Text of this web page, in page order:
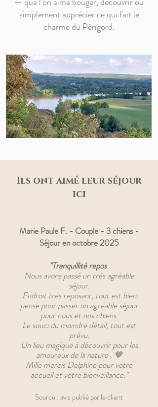
simplement apprécier ce qui fait le
charme du Périgord.
Ils ont aimé leur séjour
ici
Marie Paule F. - Couple - 3 chiens -
Séjour en octobre 2025
"Tranquillité repos
Nous avons passé un très agréable
séjour.
Endroit très reposant, tout est bien
pensé pour passer un agréable séjour
pour nous et nos chiens.
Le souci du moindre détail, tout est
prévu.
Un lieu magique à découvrir pour les
amoureux de la nature . 🤎
Mille mercis Delphine pour votre
accueil et votre bienveillance."
Source : avis publié par le client